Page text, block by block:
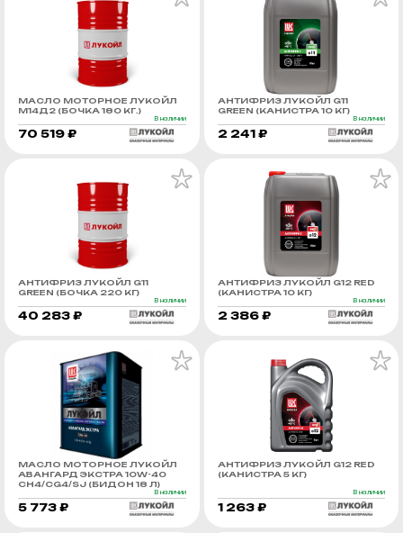
МАСЛО МОТОРНОЕ ЛУКОЙЛ
М14Д2 (БОЧКА 180 КГ.)
В наличии
70 519 ₽
АНТИФРИЗ ЛУКОЙЛ G11
GREEN (КАНИСТРА 10 КГ)
В наличии
2 241 ₽
АНТИФРИЗ ЛУКОЙЛ G11
GREEN (БОЧКА 220 КГ)
В наличии
40 283 ₽
АНТИФРИЗ ЛУКОЙЛ G12 RED
(КАНИСТРА 10 КГ)
В наличии
2 386 ₽
МАСЛО МОТОРНОЕ ЛУКОЙЛ
АВАНГАРД ЭКСТРА 10W-40
CH4/CG4/SJ (БИДОН 18 Л)
В наличии
5 773 ₽
АНТИФРИЗ ЛУКОЙЛ G12 RED
(КАНИСТРА 5 КГ)
В наличии
1 263 ₽